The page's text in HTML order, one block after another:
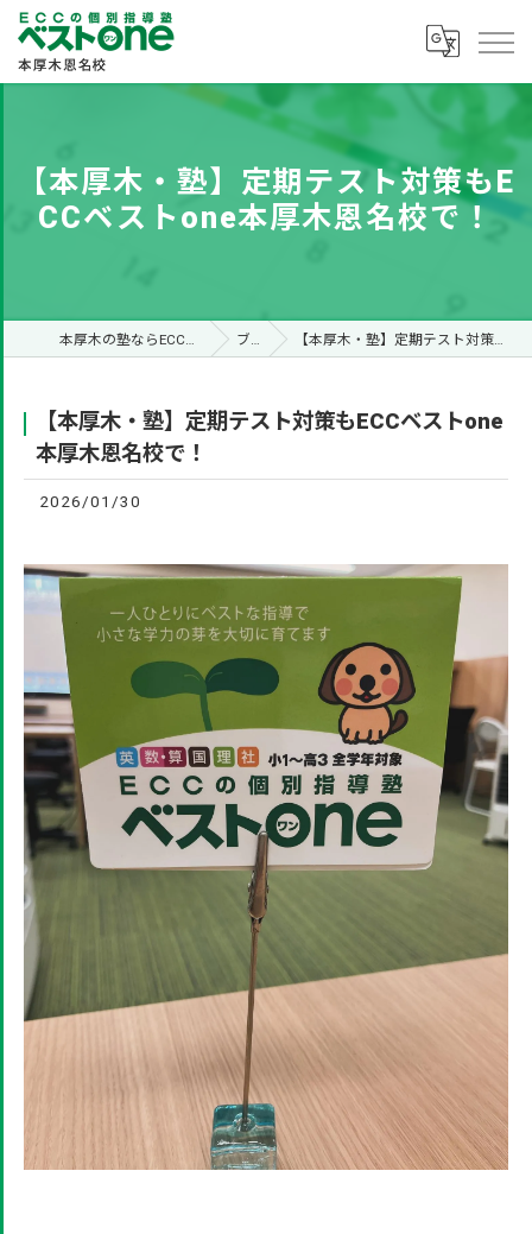
【本厚木・塾】定期テスト対策もE
CCベストone本厚木恩名校で！
本厚木の塾ならECCベストone本厚木恩名校 ブログ 【本厚木・塾】定期テスト対策もECCベストone本厚木恩名校で！
【本厚木・塾】定期テスト対策もECCベストone
本厚木恩名校で！
2026/01/30